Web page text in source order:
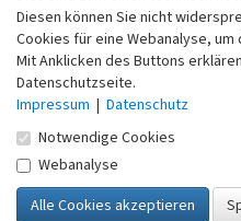
32002916(Abgerufen: 6.
Diesen können Sie nicht
Cookies für eine Webanalyse,
Mit Anklicken des Buttons
Datenschutzseite.
Impressum | Datenschutz
Notwendige Cookies
Webanalyse